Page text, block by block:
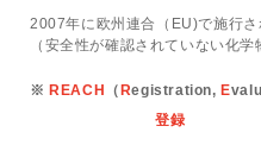
エントリー
よくある質問
2007年に欧州連合（EU)で施行
（安全性が確認されていない化
※ REACH （ Registration, E
登録